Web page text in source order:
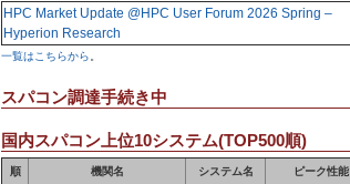
HPC Market Update @HPC User Forum 2026 Spring –
Hyperion Research
一覧はこちらから
スパコン調達手続き中
国内スパコン上位10システム(TOP500順)
順
機関名 システム名
ピーク性能